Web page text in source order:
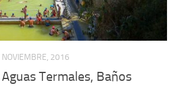
NOVIEMBRE, 2016
Termales, Baños